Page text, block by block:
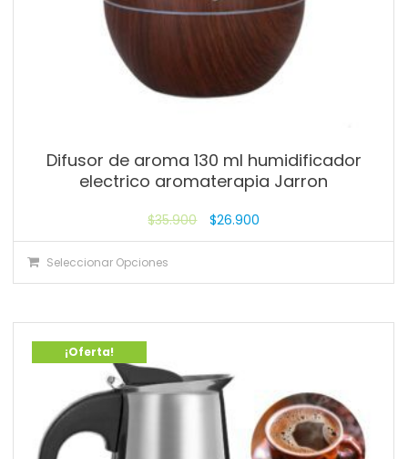
Difusor de aroma 130 ml humidificador
electrico aromaterapia Jarron
$35.900 $26.900
Seleccionar Opciones
¡Oferta!